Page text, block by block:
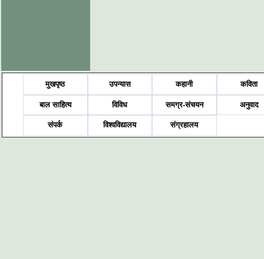
मुखपृष्ठ उपन्यास कहानी कविता
बाल साहित्य विविध समग्र-संचयन अनुवाद
संपर्क विश्वविद्यालय संग्रहालय